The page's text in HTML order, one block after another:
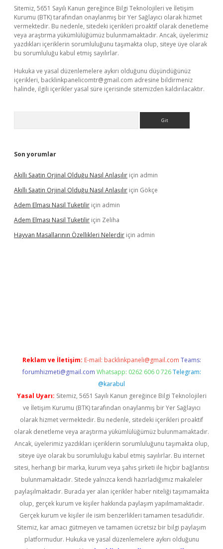
Sitemiz, 5651 Sayılı Kanun gereğince Bilgi Teknolojileri ve İletişim
Kurumu (BTK) tarafından onaylanmış bir Yer Sağlayıcı olarak hizmet
vermektedir. Bu nedenle, sitedeki içerikleri proaktif olarak denetleme
veya araştırma yükümlülüğümüz bulunmamaktadır. Ancak, üyelerimiz
yazdıkları içeriklerin sorumluluğunu taşımakta olup, siteye üye olarak
bu sorumluluğu kabul etmiş sayılırlar.
Hukuka ve yasal düzenlemelere aykırı olduğunu düşündüğünüz
içerikleri, backlinkpanelicomtr@gmail.com adresine bildirmeniz
halinde, ilgili içerikler yasal süre içerisinde sitemizden kaldırılacaktır.
Son yorumlar
Akıllı Saatin Orjinal Olduğu Nasıl Anlaşılır için admin
Akıllı Saatin Orjinal Olduğu Nasıl Anlaşılır için Gökçe
Adem Elması Nasil Tuketilir için admin
Adem Elması Nasil Tuketilir için Zeliha
Hayvan Masallarının Özellikleri Nelerdir için admin
Reklam ve İletişim: E-mail: backlinkpaneli@gmail.com Teams:
forumhizmeti@gmail.com Whatsapp: 0262 606 0 726 Telegram:
@karabul
Yasal Uyarı: Sitemiz, 5651 Sayılı Kanun gereğince Bilgi Teknolojileri
ve İletişim Kurumu (BTK) tarafından onaylanmış bir Yer Sağlayıcı
olarak hizmet vermektedir. Bu nedenle, sitedeki içerikleri proaktif
olarak denetleme veya araştırma yükümlülüğümüz bulunmamaktadır.
Ancak, üyelerimiz yazdıkları içeriklerin sorumluluğunu taşımakta olup,
siteye üye olarak bu sorumluluğu kabul etmiş sayılırlar. Bu internet
sitesi, herhangi bir marka, kurum veya şahıs şirketi ile hiçbir bağlantısı
bulunmamaktadır. Sitede yalnızca kendi hazırladığımız makaleler
paylaşılmaktadır. Burada yer alan içerikler haber niteliği taşımamakta
olup, gerçek kurum ve kişiler hakkında paylaşım yapılmamaktadır.
Gerçek kurum ve kişiler ile isim benzerlikleri tamamen tesadüfidir.
Sitemiz, kar amacı gütmeyen ve tamamen ücretsiz bir bilgi paylaşım
platformudur. Hukuka ve yasal düzenlemelere aykırı olduğunu